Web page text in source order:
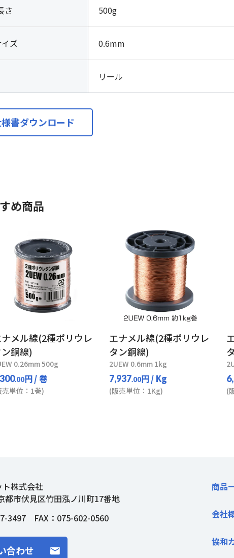
さ 500g
ズ 0.6mm
リール
書ダウンロード
め商品
メル線(2種ポリウレ
銅線)
0.26mm 500g
.00円/ 巻
売単位：1巻)
エナメル線(2種ポリウレ
タン銅線)
2UEW 0.6mm 1kg
7,937.00円/ Kg
(販売単位：1Kg) (
株式会社
都市伏見区竹田泓ノ川町17番地
3497 FAX：075-602-0560
合わせ
商品
会社
協和